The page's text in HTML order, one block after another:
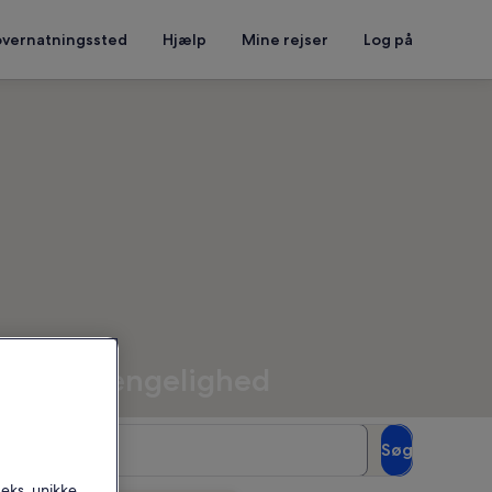
Hjælp Mine rejser Log på
Søg